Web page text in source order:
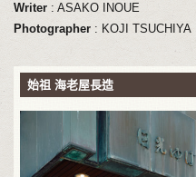
Writer: ASAKO INOUE
Photographer: KOJI TSUCHIYA
始祖 海老屋長造